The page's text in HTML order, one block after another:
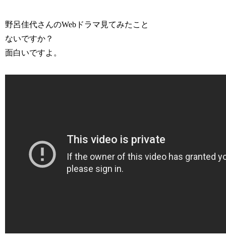
野呂佳代さんのWebドラマ見てみたこと
ないですか？
面白いですよ。